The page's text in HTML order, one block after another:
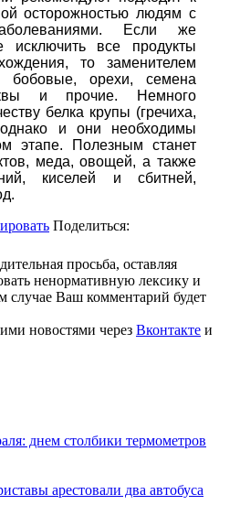
осторожностью людям с
Если же
исключить все продукты
то заменителем
бобовые, орехи, семена
и прочие. Немного
белка крупы (гречиха,
и они необходимы
этапе. Полезным станет
меда, овощей, а также
киселей и сбитней,
Поделиться:
просьба, оставляя
ненормативную лексику и
случае Ваш комментарий будет
новостями через Вконтакте и
днем столбики термометров
арестовали два автобуса